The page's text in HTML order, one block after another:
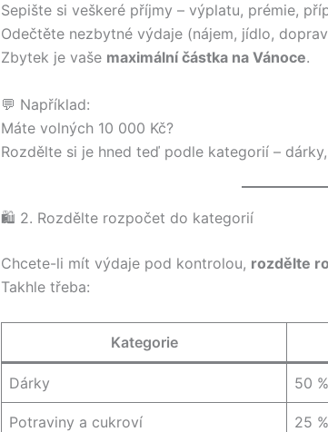
Sepište si veškeré příjmy – výplatu, prémie,
Odečtěte nezbytné výdaje (nájem, jídlo,
Zbytek je vaše maximální částka na Vánoce.
💬 Například:
Máte volných 10 000 Kč?
Rozdělte si je hned teď podle kategorií –
🛍️ 2. Rozdělte rozpočet do kategorií
Chcete-li mít výdaje pod kontrolou, rozdělte
Takhle třeba:
Kategorie
Dárky 50 %
Potraviny a cukroví 25 %